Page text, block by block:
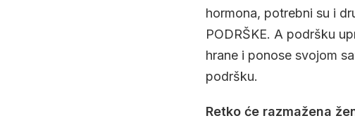
hormona, potrebni su i
PODRŠKE. A podršku
hrane i ponose svojom
podršku.
Retko će razmažena